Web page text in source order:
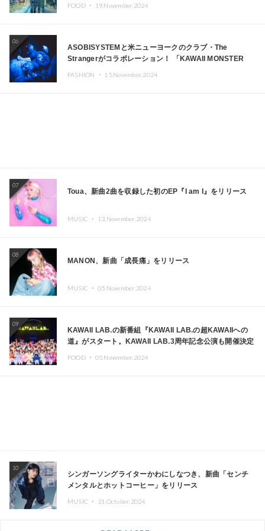
FOOD ・ 19.November.2024
06
ASOBISYSTEMと米ニューヨークのクラブ・The
Strangerがコラボレーション！ 「KAWAII MONSTER
FASHION ・ 15.November.2024
07
Toua、新曲2曲を収録した初のEP『I am I』をリリース
MUSIC ・ 13.November.2024
08
MANON、新曲「成長痛」をリリース
MUSIC ・ 05.November.2024
09
KAWAII LAB.の新番組『KAWAII LAB.の超KAWAIIへの
道』がスタート。KAWAII LAB.3周年記念公演も開催決定
FOOD ・ 05.November.2024
10
シンガーソングライターかわにしなつき、新曲「センチ
メンタルとホットコーヒー」をリリース
MUSIC ・ 31.October.2024